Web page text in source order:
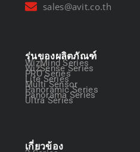
sales@avit.co.th
รุ่นของผลิตภัณฑ์
WizMind Series
WizSense Series
PRO Series
Lite Series
Multi Sensor
Panoramic Series
Panorama Series
Ultra Series
เกี่ยวข้อง